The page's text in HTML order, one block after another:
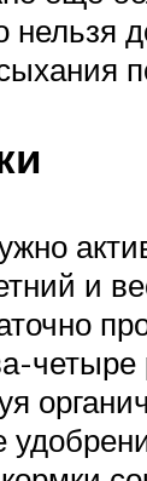
нельзя
и
четыре